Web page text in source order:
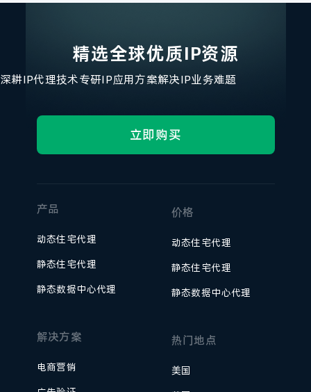
精选全球优质IP资源
深耕IP代理技术专研IP应用方案解决IP业务难题
立即购买
产品
动态住宅代理
静态住宅代理
静态数据中心代理
价格
动态住宅代理
静态住宅代理
静态数据中心代理
解决方案
电商营销
热门地点
美国